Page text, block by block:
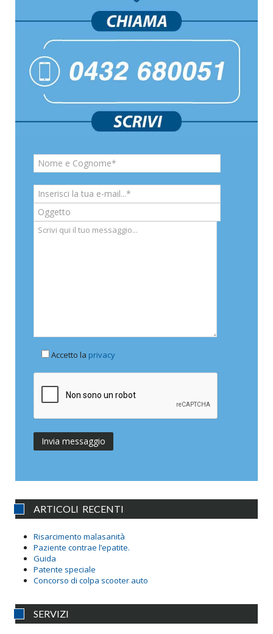
Accetto la privacy
ARTICOLI RECENTI
Risarcimento malasanità
Paziente contrae l’epatite.
Guida
Patente speciale
Concorso di colpa scooter auto
SERVIZI